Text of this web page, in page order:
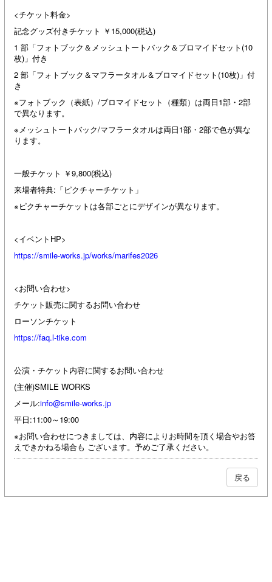
<チケット料金>
記念グッズ付きチケット ￥15,000(税込)
1 部「フォトブック＆メッシュトートバック＆ブロマイドセット(10
枚)」付き
2 部「フォトブック＆マフラータオル＆ブロマイドセット(10枚)」付
き
※フォトブック（表紙）/ブロマイドセット（種類）は両日1部・2部
で異なります。
※メッシュトートバック/マフラータオルは両日1部・2部で色が異な
ります。
一般チケット ￥9,800(税込)
来場者特典:「ピクチャーチケット」
※ピクチャーチケットは各部ごとにデザインが異なります。
<イベントHP>
https://smile-works.jp/works/marifes2026
<お問い合わせ>
チケット販売に関するお問い合わせ
ローソンチケット
https://faq.l-tike.com
公演・チケット内容に関するお問い合わせ
(主催)SMILE WORKS
メール:info@smile-works.jp
平日:11:00～19:00
※お問い合わせにつきましては、内容によりお時間を頂く場合やお答
えできかねる場合も ございます。予めご了承ください。
戻る